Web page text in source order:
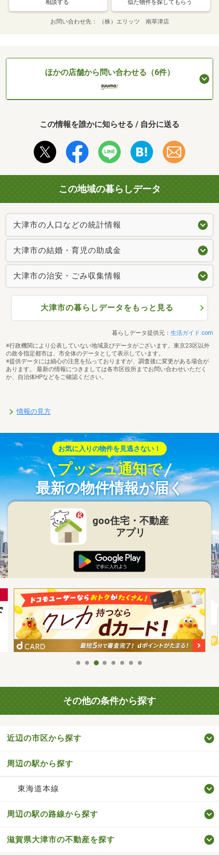
相談する 似た物件を探してもらう
お問い合わせ先 （株）エリッツ 南草津店
ほかの店舗から問い合わせる（6件）
この情報を誰かに知らせる / 自分に送る
この地域の暮らしデータ
大津市の人口などの統計情報
大津市の結婚・育児の助成金
大津市の治安・ごみ収集情報
大津市の暮らしデータをもっと見る
暮らしデータ提供元： 生活ガイド.com
※行政機関により公表していない地域及びデータがございます。東京23区以外
の政令指定都市は、市全体のデータとして表示しています。
※提供データには細心の注意を払っておりますが、調査後に変更がある場合が
あります。 最新の情報につきましては各市区役所までお問い合わせいただく
か、自治体HPなどをご確認ください。
情報の見方
お気に入りの物件を見逃さない！
プッシュ通知で
最新の物件情報が届く
goo住宅・不動産
アプリ
その他の条件から探す
近辺の市区から探す
周辺の駅から探す
東海道本線
周辺の駅の路線から探す
滋賀県大津市の不動産を探す